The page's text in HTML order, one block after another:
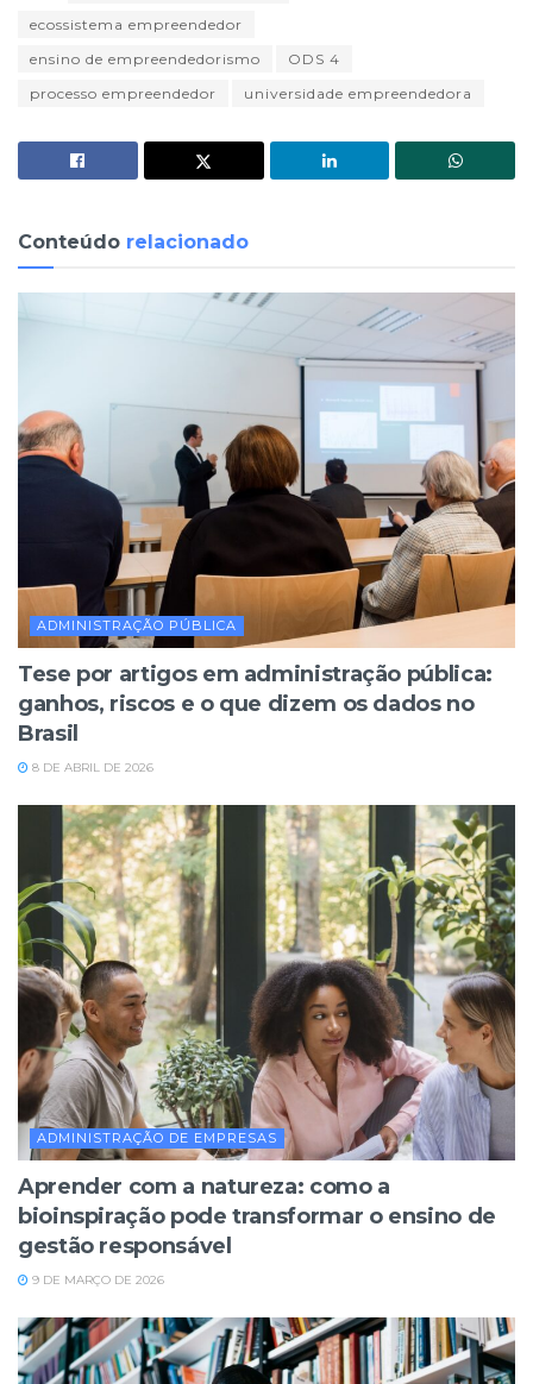
ecossistema empreendedor
ensino de empreendedorismo
ODS 4
processo empreendedor
universidade empreendedora
Conteúdo relacionado
ADMINISTRAÇÃO PÚBLICA
Tese por artigos em administração pública:
ganhos, riscos e o que dizem os dados no
Brasil
8 DE ABRIL DE 2026
ADMINISTRAÇÃO DE EMPRESAS
Aprender com a natureza: como a
bioinspiração pode transformar o ensino de
gestão responsável
9 DE MARÇO DE 2026